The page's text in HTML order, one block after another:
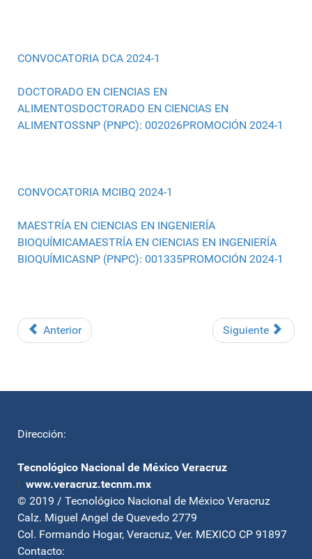
CONVOCATORIA DCA 2024-1
DOCTORADO EN CIENCIAS EN
ALIMENTOSDOCTORADO EN CIENCIAS EN
ALIMENTOSSNP (PNPC): 002026PROMOCIÓN 2024-1
CONVOCATORIA MCIBQ 2024-1
MAESTRÍA EN CIENCIAS EN INGENIERÍA
BIOQUÍMICAMAESTRÍA EN CIENCIAS EN INGENIERÍA
BIOQUÍMICASNP (PNPC): 001335PROMOCIÓN 2024-1
Anterior Siguiente
Dirección:
Tecnológico Nacional de México Veracruz
| www.veracruz.tecnm.mx
© 2019 / Tecnológico Nacional de México Veracruz
Calz. Miguel Angel de Quevedo 2779
Col. Formando Hogar, Veracruz, Ver. MEXICO CP 91897
Contacto: